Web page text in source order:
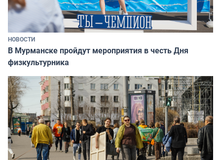
НОВОСТИ
В Мурманске пройдут мероприятия в честь Дня
физкультурника